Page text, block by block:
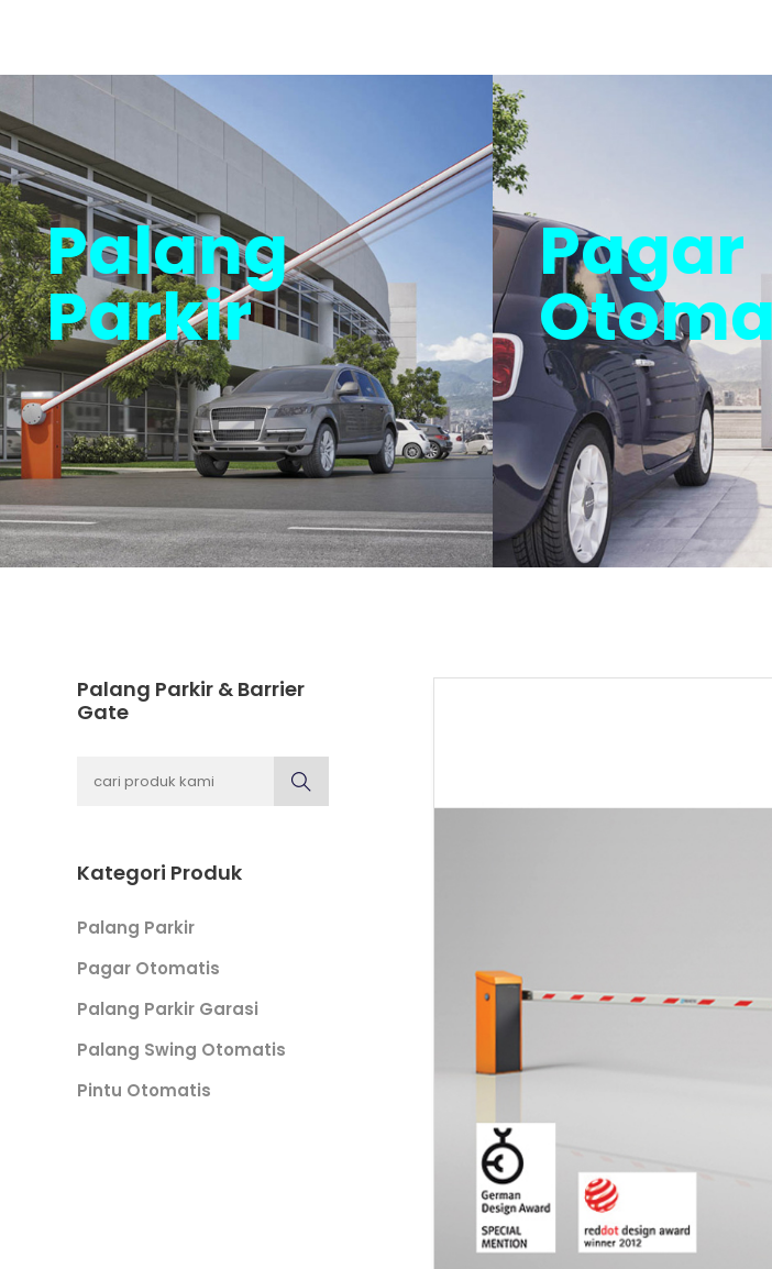
Palang
Parkir
Pagar
Palang Parkir & Barrier
Gate
Kategori Produk
Palang Parkir
Pagar Otomatis
Palang Parkir Garasi
Palang Swing Otomatis
Pintu Otomatis